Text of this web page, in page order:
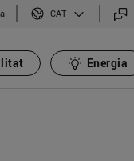
CAT
Energia